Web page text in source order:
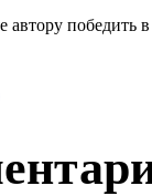
автору победить